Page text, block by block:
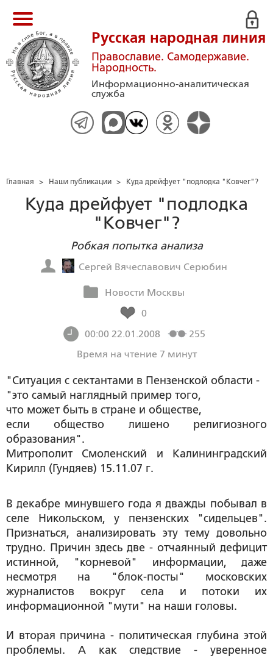
Русская народная линия
Православие. Самодержавие.
Народность.
Информационно-аналитическая
служба
Главная > Наши публикации > Куда дрейфует "подлодка "Ковчег"?
Куда дрейфует "подлодка
"Ковчег"?
Робкая попытка анализа
Сергей Вячеславович Серюбин
Новости Москвы
0
00:00 22.01.2008
255
Время на чтение 7 минут
"Ситуация с сектантами в Пензенской области -
"это самый наглядный пример того,
что может быть в стране и обществе,
если общество лишено религиозного
образования".
Митрополит Смоленский и Калининградский
Кирилл (Гундяев) 15.11.07 г.
В декабре минувшего года я дважды побывал в
селе Никольском, у пензенских "сидельцев".
Признаться, анализировать эту тему довольно
трудно. Причин здесь две - отчаянный дефицит
истинной, "корневой" информации, даже
несмотря на "блок-посты" московских
журналистов вокруг села и потоки их
информационной "мути" на наши головы.
И вторая причина - политическая глубина этой
проблемы. А как следствие - уверенное